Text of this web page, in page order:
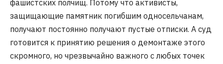
фашистских полчищ. Потому что активисты,
защищающие памятник погибшим односельчанам,
получают постоянно получают пустые отписки. А суд
готовится к принятию решения о демонтаже этого
скромного, но чрезвычайно важного с любых точек